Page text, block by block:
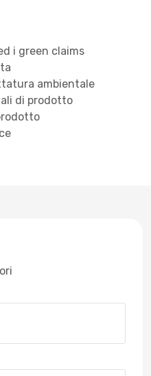
i green claims
ambientale
di prodotto